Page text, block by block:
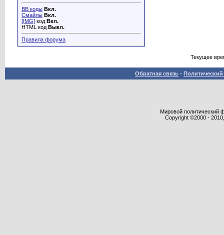
BB коды Вкл.
Смайлы Вкл.
[IMG] код Вкл.
HTML код Выкл.
Правила форума
Текущее
Обратная связь -
Мировой политический
Copyright ©2000 -